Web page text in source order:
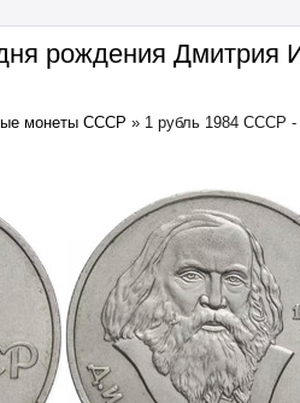
рождения Дмитрия
монеты СССР » 1 рубль 1984 СССР -